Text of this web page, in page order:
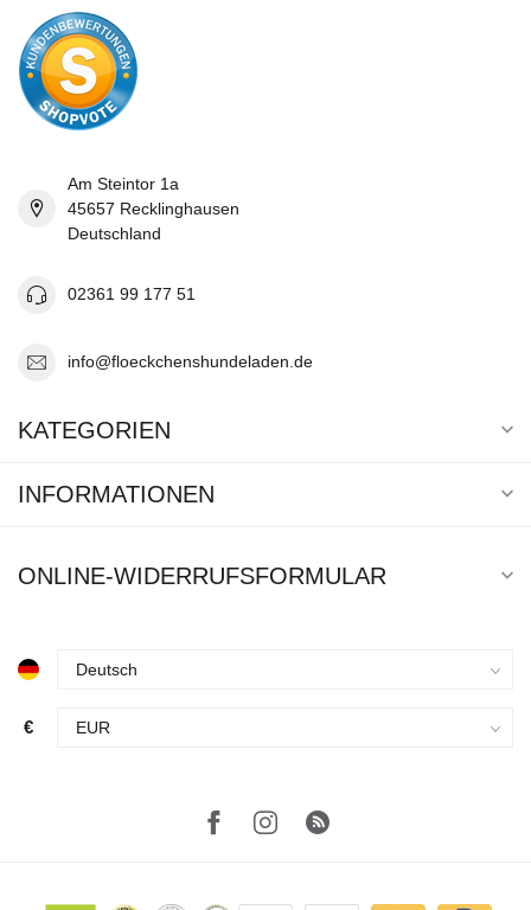
Am Steintor 1a
45657 Recklinghausen
Deutschland
02361 99 177 51
info@floeckchenshundeladen.de
KATEGORIEN
INFORMATIONEN
ONLINE-WIDERRUFSFORMULAR
€